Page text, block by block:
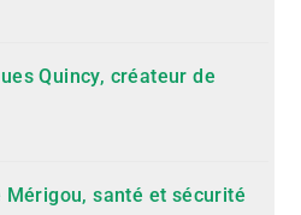
Quincy, créateur de
santé et sécurité